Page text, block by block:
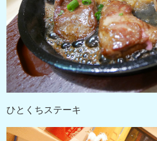
ひとくちステーキ